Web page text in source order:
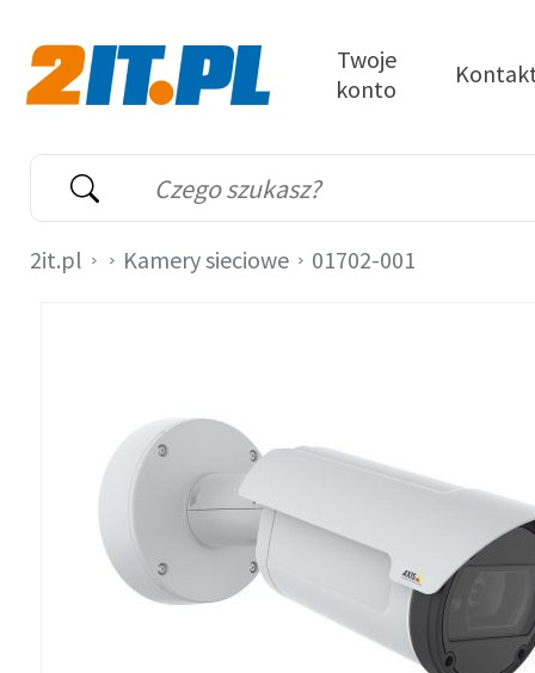
Wyszukiwarka
Słowo kluczowe
Twoje
konto
2it.pl Kamery sieciowe 01702-001